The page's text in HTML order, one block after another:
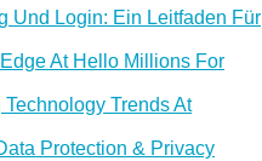
Und Login: Ein Leitfaden Für
At Hello Millions For
Trends At
Protection & Privacy